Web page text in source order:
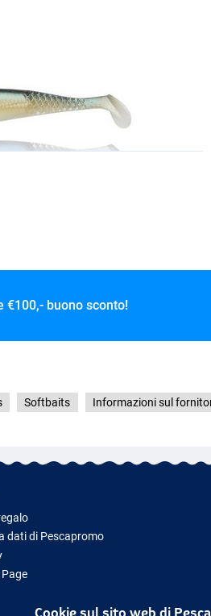
€100,- buono sconto!
Softbaits Informazioni sul
dati di Pescapromo
Attrezzatura da Pesca
Cookie sul sito web di